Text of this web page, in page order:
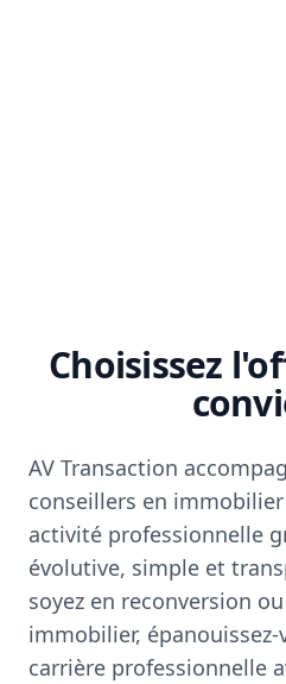
Choisissez
AV Transaction
conseillers en
activité professionnelle
évolutive, simple et
soyez en reconversion
immobilier,
carrière professionnelle